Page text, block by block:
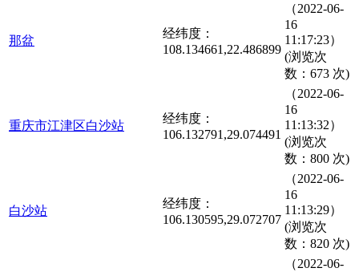
那盆
经纬度：
108.134661,22.486899
（2022-06-
16
11:17:23）
(浏览次
数：673 次)
重庆市江津区白沙站
经纬度：
106.132791,29.074491
（2022-06-
16
11:13:32）
(浏览次
数：800 次)
白沙站
经纬度：
106.130595,29.072707
（2022-06-
16
11:13:29）
(浏览次
数：820 次)
（2022-06-